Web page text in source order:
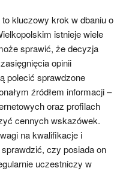
kluczowy krok w dbaniu o
istnieje wiele
sprawić, że decyzja
opinii
polecić sprawdzone
źródłem informacji –
oraz profilach
cennych wskazówek.
na kwalifikacje i
czy posiada on
uczestniczy w